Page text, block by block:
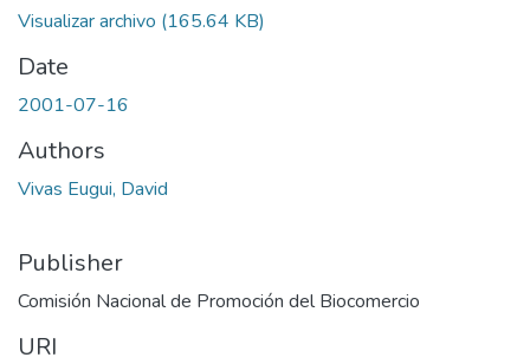
Visualizar archivo (165.64 KB)
Date
2001-07-16
Authors
Vivas Eugui, David
Publisher
Comisión Nacional de Promoción del Biocomercio
URI